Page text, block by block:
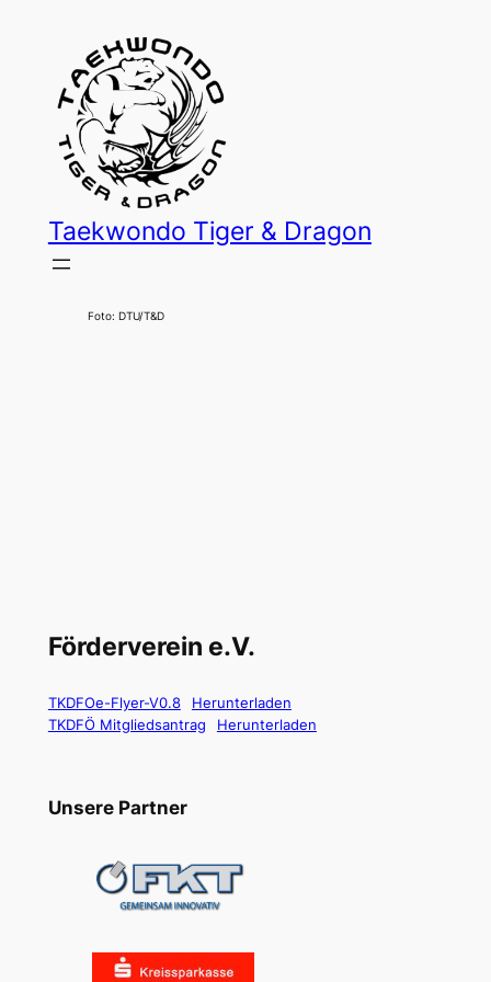
springen
Taekwondo Tiger & Dragon
Foto: DTU/T&D
Förderverein e.V.
TKDFOe-Flyer-V0.8
Herunterladen
TKDFÖ Mitgliedsantrag
Herunterladen
Unsere Partner